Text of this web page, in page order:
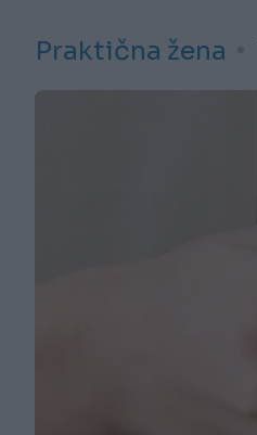
Praktična žena